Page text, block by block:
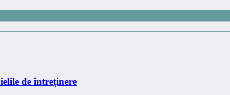
de întreținere